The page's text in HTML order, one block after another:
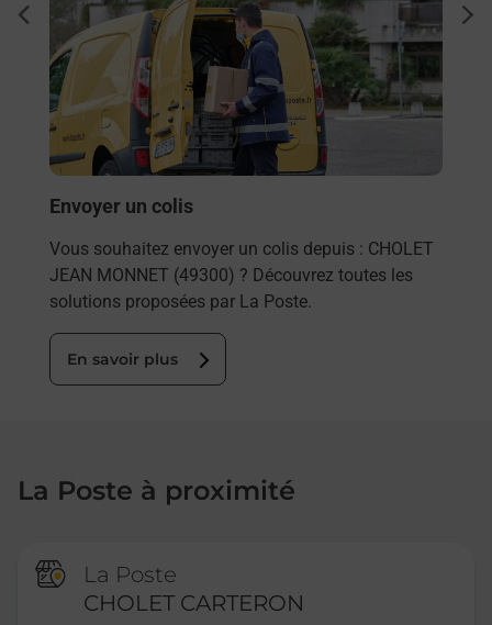
Envoyer un colis
Vous souhaitez envoyer un colis depuis : CHOLET
JEAN MONNET (49300) ? Découvrez toutes les
solutions proposées par La Poste.
En savoir plus
La Poste à proximité
La Poste
CHOLET CARTERON